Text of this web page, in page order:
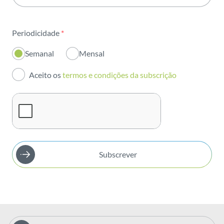
Inovação
Investidores
Publicações
Periodicidade *
Semanal Mensal
Aceito ostermos e condições da subscrição
Subscrever